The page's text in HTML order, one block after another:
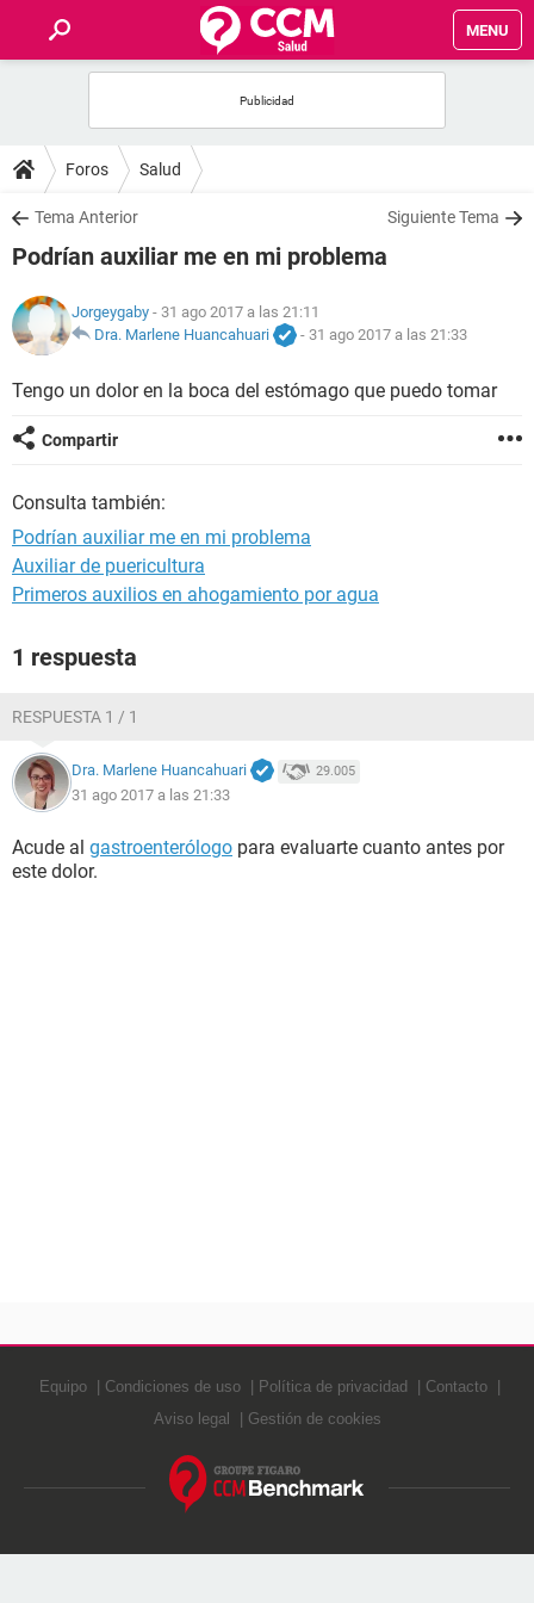
MENU
FOROS
SALUD
NUTRICIÓN
BIENESTAR
SEXUALIDAD
Foros Salud
Tema Anterior Siguiente Tema
Podrían auxiliar me en mi problema
Jorgeygaby - 31 ago 2017 a las 21:11
Dra. Marlene Huancahuari
- 31 ago 2017 a las 21:33
Tengo un dolor en la boca del estómago que puedo tomar
Compartir
Consulta también:
Podrían auxiliar me en mi problema
Auxiliar de puericultura
Primeros auxilios en ahogamiento por agua
1 respuesta
RESPUESTA 1 / 1
Dra. Marlene Huancahuari 29.005
31 ago 2017 a las 21:33
Acude al gastroenterólogo para evaluarte cuanto antes por
este dolor.
Equipo Condiciones de uso Política de privacidad
Contacto
Aviso legal
Gestión de cookies